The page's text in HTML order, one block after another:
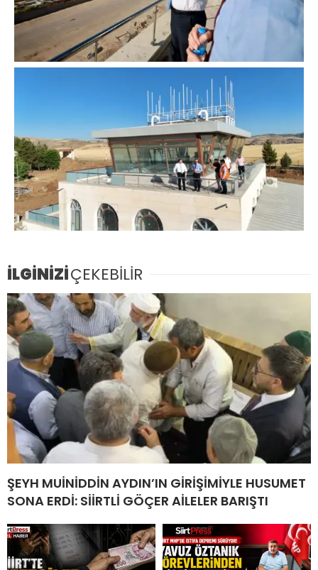
İLGİNİZİÇEKEBİLİR
ŞEYH MUİNİDDİN AYDIN’IN GİRİŞİMİYLE HUSUMET
SONA ERDİ: SİİRTLİ GÖÇER AİLELER BARIŞTI